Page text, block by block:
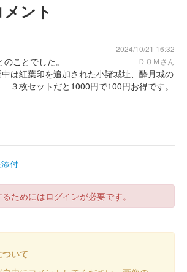
令和7年 紅葉まつり版
城） 御城印 令和7年 紅葉まつ
城） 御城印
城） 御城印
ント
2024/10/21 16:32
ＤＯＭさん
ことでした。
は紅葉印を追加された小諸城址、酔月城の
３枚セットだと1000円で100円お得です。
付
ためにはログインが必要です。
いて